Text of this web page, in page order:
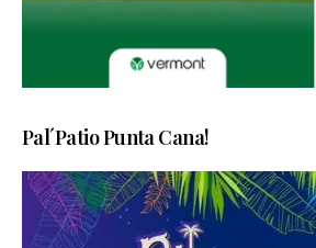
Pal´Patio Punta Cana!